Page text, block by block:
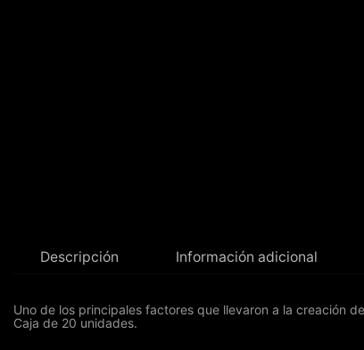
Descripción Información adicional
Uno de los principales factores que llevaron a la creación
Caja de 20 unidades.